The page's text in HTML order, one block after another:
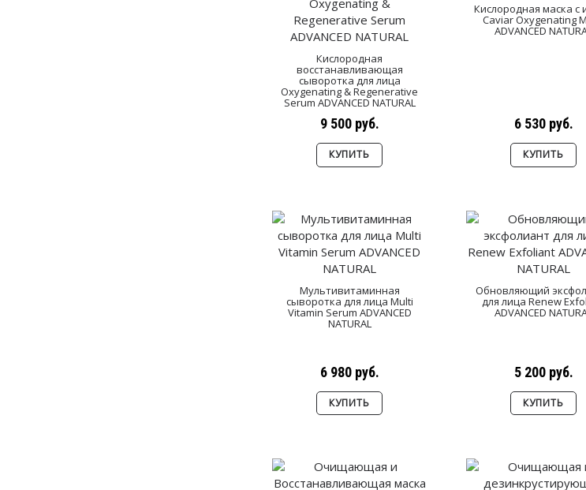
Кислородная
восстанавливающая
сыворотка для лица
Oxygenating & Regenerative
Serum ADVANCED NATURAL
9 500 руб.
КУПИТЬ
Кислородная маска с
Caviar Oxygenating
ADVANCED
6 530 руб.
КУПИТЬ
Мультивитаминная
сыворотка для лица Multi
Vitamin Serum ADVANCED
NATURAL
6 980 руб.
КУПИТЬ
Обновляющий
для лица Renew
ADVANCED
5 200 руб.
КУПИТЬ